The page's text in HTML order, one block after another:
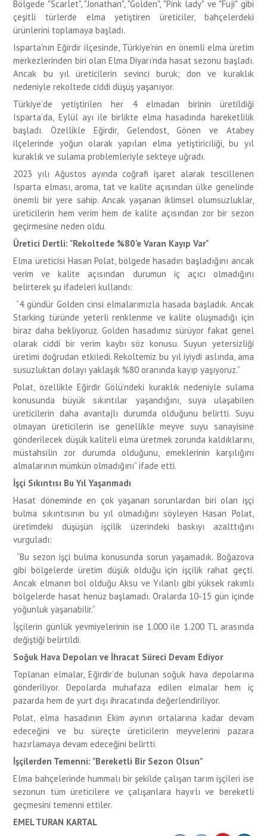
Bölgede "Scarlet", "Jonathan", "Golden", "Pink lady" ve "Fuji" gibi
çeşitli türlerde elma yetiştiren üreticiler, bahçelerdeki
ürünlerini toplamaya başladı.
Isparta'nın Eğirdir ilçesinde, Türkiye’nin en önemli elma üretim
merkezlerinden biri olan Elma Diyarı’nda hasat sezonu başladı.
Ancak bu yıl üreticilerin sevinci buruk; don ve kuraklık
nedeniyle rekoltede ciddi düşüş yaşanıyor.
Türkiye’de yetiştirilen her 4 elmadan birinin üretildiği
Isparta’da, Eylül ayı ile birlikte elma hasadında hareketlilik
başladı. Özellikle Eğirdir, Gelendost, Gönen ve Atabey
ilçelerinde yoğun olarak yapılan elma yetiştiriciliği, bu yıl
kuraklık ve sulama problemleriyle sekteye uğradı.
2023 yılı Ağustos ayında coğrafi işaret alarak tescillenen
Isparta elması, aroma, tat ve kalite açısından ülke genelinde
önemli bir yere sahip. Ancak yaşanan iklimsel olumsuzluklar,
üreticilerin hem verim hem de kalite açısından zor bir sezon
geçirmesine neden oldu.
Üretici Dertli: "Rekoltede %80’e Varan Kayıp Var"
Elma üreticisi Hasan Polat, bölgede hasadın başladığını ancak
verim ve kalite açısından durumun iç açıcı olmadığını
belirterek şu ifadeleri kullandı:
“4 gündür Golden cinsi elmalarımızla hasada başladık. Ancak
Starking türünde yeterli renklenme ve kalite oluşmadığı için
biraz daha bekliyoruz. Golden hasadımız sürüyor fakat genel
olarak ciddi bir verim kaybı söz konusu. Suyun yetersizliği
üretimi doğrudan etkiledi. Rekoltemiz bu yıl iyiydi aslında, ama
susuzluktan dolayı yaklaşık %80 oranında kayıp yaşıyoruz.”
Polat, özellikle Eğirdir Gölü’ndeki kuraklık nedeniyle sulama
konusunda büyük sıkıntılar yaşandığını, suya ulaşabilen
üreticilerin daha avantajlı durumda olduğunu belirtti. Suyu
olmayan üreticilerin ise genellikle meyve suyu sanayisine
gönderilecek düşük kaliteli elma üretmek zorunda kaldıklarını,
müstahsilin zor durumda olduğunu, emeklerinin karşılığını
almalarının mümkün olmadığını” ifade etti.
İşçi Sıkıntısı Bu Yıl Yaşanmadı
Hasat döneminde en çok yaşanan sorunlardan biri olan işçi
bulma sıkıntısının bu yıl olmadığını söyleyen Hasan Polat,
üretimdeki düşüşün işçilik üzerindeki baskıyı azalttığını
vurguladı:
“Bu sezon işçi bulma konusunda sorun yaşamadık. Boğazova
gibi bölgelerde üretim düşük olduğu için işçilik rahat geçti.
Ancak elmanın bol olduğu Aksu ve Yılanlı gibi yüksek rakımlı
bölgelerde hasat henüz başlamadı. Oralarda 10-15 gün içinde
yoğunluk yaşanabilir.”
İşçilerin günlük yevmiyelerinin ise 1.000 ile 1.200 TL arasında
değiştiği belirtildi.
Soğuk Hava Depoları ve İhracat Süreci Devam Ediyor
Toplanan elmalar, Eğirdir’de bulunan soğuk hava depolarına
gönderiliyor. Depolarda muhafaza edilen elmalar hem iç
pazarda hem de yurt dışı ihracatında değerlendiriliyor.
Polat, elma hasadının Ekim ayının ortalarına kadar devam
edeceğini ve bu süreçte üreticilerin meyvelerini pazara
hazırlamaya devam edeceğini belirtti.
İşçilerden Temenni: "Bereketli Bir Sezon Olsun"
Elma bahçelerinde hummalı bir şekilde çalışan tarım işçileri ise
sezonun tüm üreticilere ve çalışanlara hayırlı ve bereketli
geçmesini temenni ettiler.
EMEL TURAN KARTAL